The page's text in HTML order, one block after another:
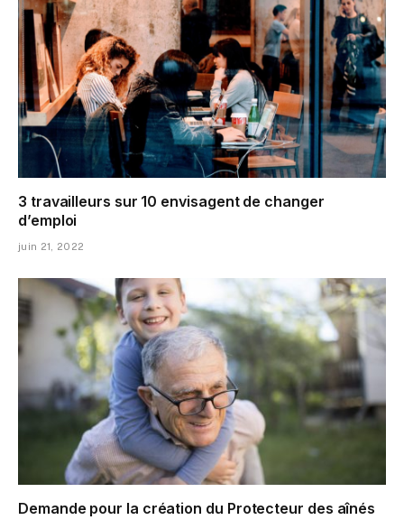
3 travailleurs sur 10 envisagent de changer
d’emploi
juin 21, 2022
Demande pour la création du Protecteur des aînés